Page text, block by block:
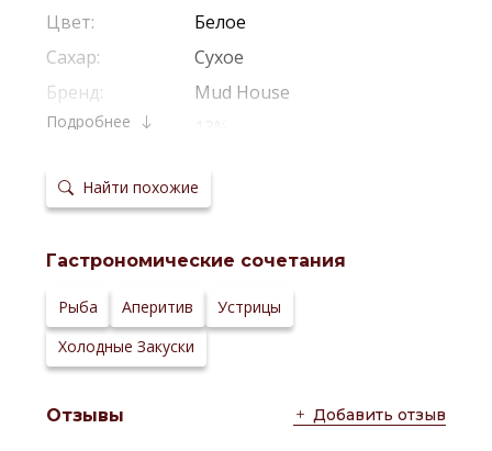
Цвет:
Белое
Сахар:
Сухое
Бренд:
Mud House
Крепость:
Виноград:
Совиньон Блан
хранения:
Температура
10-12 *С
Сайт
производителя:
Подробнее
Найти похожие
Гастрономические сочетания
Рыба Аперитив
Устрицы
Холодные Закуски
Отзывы Добавить отзыв